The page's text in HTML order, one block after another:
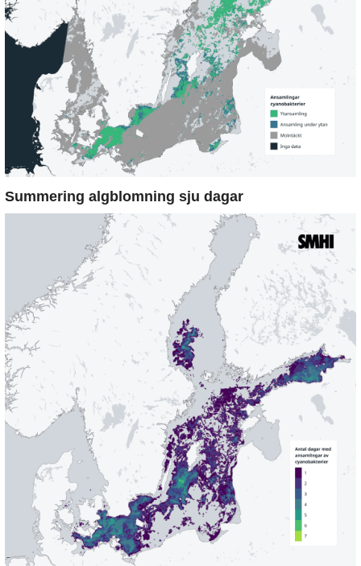
Summering algblomning sju dagar